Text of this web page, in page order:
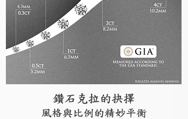
鑽石克拉的抉擇
風格與比例的精妙平衡